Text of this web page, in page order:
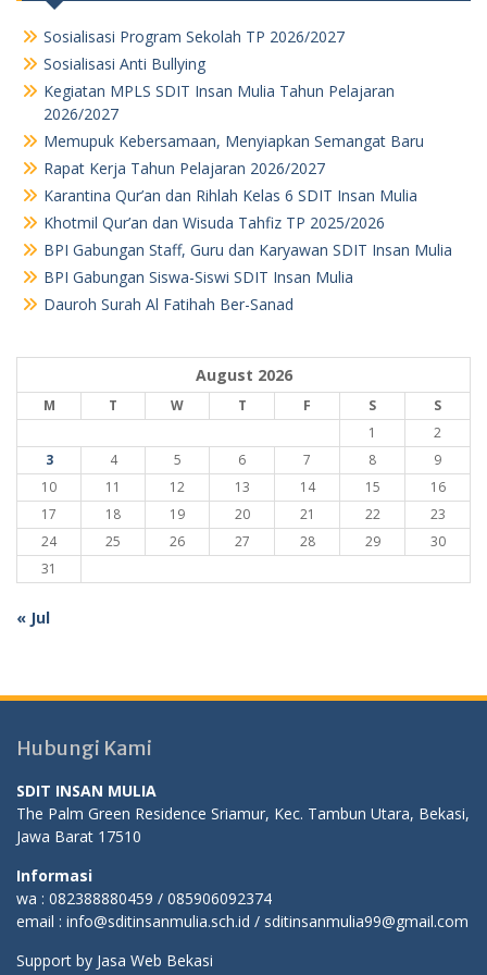
Sosialisasi Program Sekolah TP 2026/2027
Sosialisasi Anti Bullying
Kegiatan MPLS SDIT Insan Mulia Tahun Pelajaran
2026/2027
Memupuk Kebersamaan, Menyiapkan Semangat Baru
Rapat Kerja Tahun Pelajaran 2026/2027
Karantina Qur’an dan Rihlah Kelas 6 SDIT Insan Mulia
Khotmil Qur’an dan Wisuda Tahfiz TP 2025/2026
BPI Gabungan Staff, Guru dan Karyawan SDIT Insan Mulia
BPI Gabungan Siswa-Siswi SDIT Insan Mulia
Dauroh Surah Al Fatihah Ber-Sanad
August 2026
M T W T F S
S
1
2
3
4 5 6 7 8
9
10
11 12 13 14 15
16
17
18 19 20 21 22
23
24
25 26 27 28 29
30
31
« Jul
Hubungi Kami
SDIT INSAN MULIA
The Palm Green Residence Sriamur, Kec. Tambun Utara, Bekasi,
Jawa Barat 17510
Informasi
wa : 082388880459 / 085906092374
email : info@sditinsanmulia.sch.id / sditinsanmulia99@gmail.com
Support by Jasa Web Bekasi